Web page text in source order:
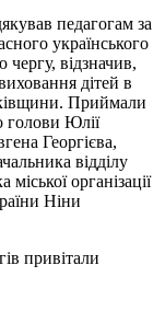
педагогам за
українського
відзначив,
дітей в
Приймали
голови Юлії
Георгієва,
відділу
організації
Ніни
привітали